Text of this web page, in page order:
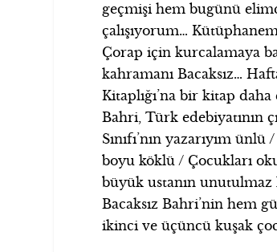
geçmişi hem bugünü
çalışıyorum…
Çorap için kurcalamaya
kahramanı Bacaksız…
Kitaplığı’na bir kitap
Bahri, Türk edebiyatının
Sınıfı’nın yazarıyım
boyu köklü / Çocukları
büyük ustanın unutulmaz
Bacaksız Bahri’nin hem
ikinci ve üçüncü kuşak